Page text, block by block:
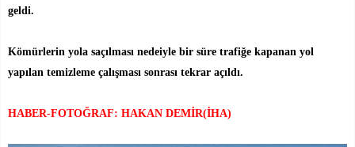
geldi.
Kömürlerin yola saçılması nedeiyle bir süre trafiğe kapanan yol
yapılan temizleme çalışması sonrası tekrar açıldı.
HABER-FOTOĞRAF: HAKAN DEMİR(İHA)